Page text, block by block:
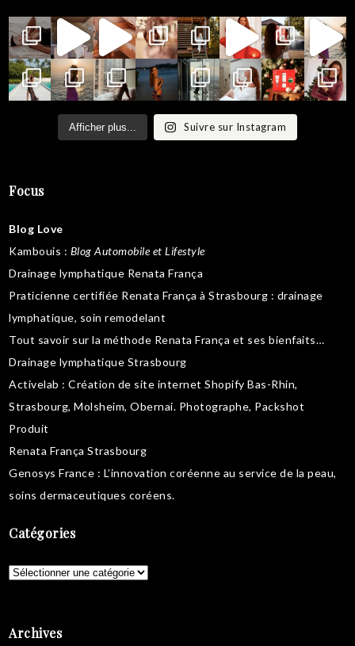
Afficher plus... Suivre sur Instagram
Focus
Blog Love
Kambouis : Blog Automobile et Lifestyle
Drainage lymphatique Renata França
Praticienne certifiée Renata França à Strasbourg : drainage
lymphatique, soin remodelant
Tout savoir sur la méthode Renata França et ses bienfaits…
Drainage lymphatique Strasbourg
Activelab : Création de site internet Shopify Bas-Rhin,
Strasbourg, Molsheim, Obernai. Photographe, Packshot
Produit
Renata França Strasbourg
Genosys France : L’innovation coréenne au service de la peau,
soins dermaceutiques coréens.
Catégories
Catégories
Archives